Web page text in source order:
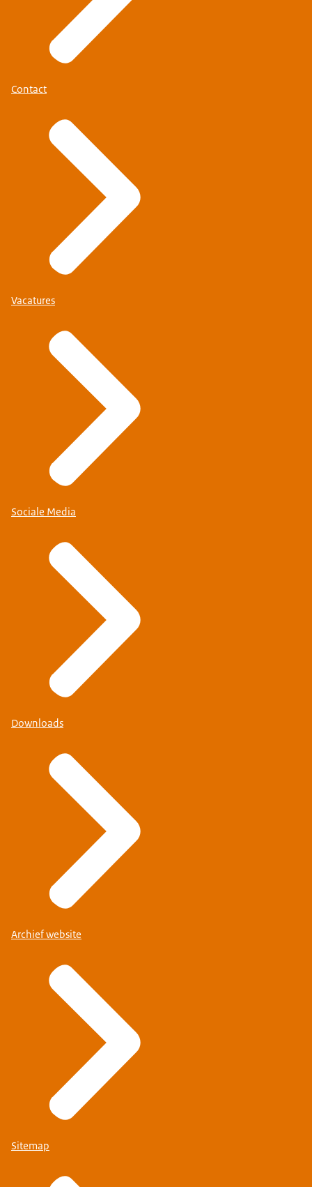
Contact
Vacatures
Sociale Media
Downloads
Archief website
Sitemap